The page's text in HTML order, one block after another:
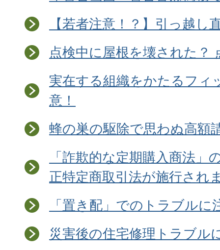
【若者注意！？】引っ越し
点検中に屋根を壊された？
実在する組織をかたるフィ
意！
蜂の巣の駆除で思わぬ高額
「詐欺的な定期購入商法」
正特定商取引法が施行され
「置き配」でのトラブルに
災害後の住宅修理トラブル